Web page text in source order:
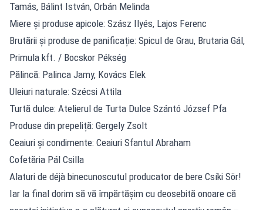
Tamás, Bálint István, Orbán Melinda
Miere și produse apicole: Szász Ilyés, Lajos Ferenc
Brutării și produse de panificație: Spicul de Grau, Brutaria Gál,
Primula kft. / Bocskor Pékség
Pălincă: Palinca Jamy, Kovács Elek
Uleiuri naturale: Szécsi Attila
Turtă dulce: Atelierul de Turta Dulce Szántó József Pfa
Produse din prepeliță: Gergely Zsolt
Ceaiuri și condimente: Ceaiuri Sfantul Abraham
Cofetăria Pál Csilla
Alaturi de déjà binecunoscutul producator de bere Csíki Sör!
Iar la final dorim să vă împărtășim cu deosebită onoare că